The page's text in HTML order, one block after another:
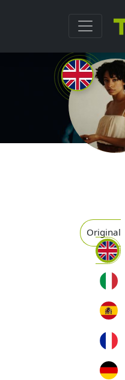
Original